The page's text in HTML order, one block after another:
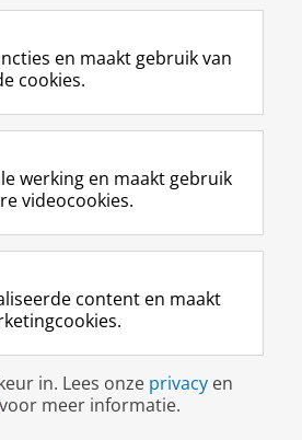
F
a
e
b
o
p
a
i
n
a
L
i
k
e
I
-
p
g
i
n
R
S
-
f
e
R
k
s
u
I
n
t
r
m
c
c
o
Y
o
T
e
k
a
a
Inloggen
en maakt gebruik van
cookies.
werking en maakt gebruik
videocookies.
content en maakt
in. Lees onze privacy en
voor meer informatie.